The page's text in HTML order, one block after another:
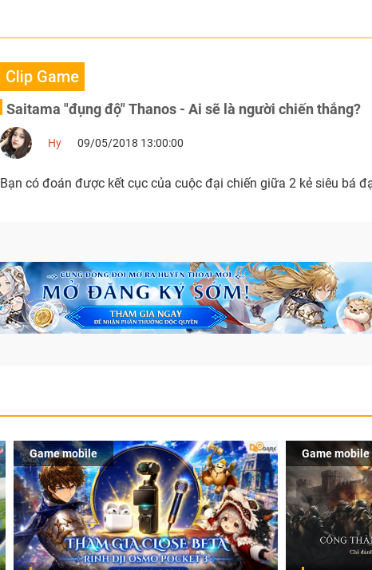
Clip Game
Saitama "đụng độ" Thanos - Ai sẽ là người chiến thắng?
Hy 09/05/2018 13:00:00
Bạn có đoán được kết cục của cuộc đại chiến giữa 2 kẻ siêu bá
Game mobile Game mobile